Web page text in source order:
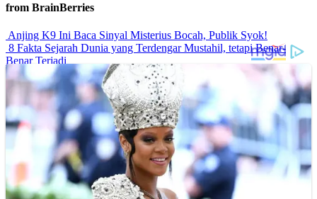
from BrainBerries
Anjing K9 Ini Baca Sinyal Misterius Bocah, Publik Syok!
8 Fakta Sejarah Dunia yang Terdengar Mustahil, tetapi Benar-
Benar Terjadi
Rahasia Sehat Sam Bimbo Yang Tetap Prima Di Usia Senja
9 Rahasia Mengejutkan Di Balik Monumen Batu Kuno Dunia!
Inilah Cara Mendeteksi Kebohongan Lewat Gerakan Bibir!
Advertisements